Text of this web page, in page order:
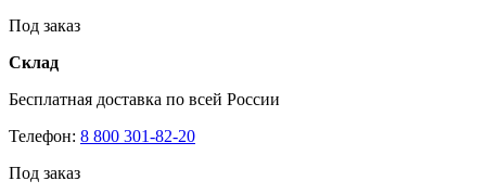
Под заказ
Склад
Бесплатная доставка по всей России
Телефон: 8 800 301-82-20
Под заказ